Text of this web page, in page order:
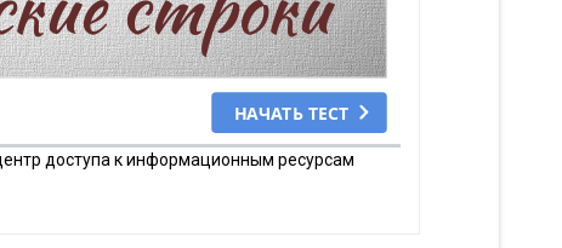
доступа к информационным ресурсам